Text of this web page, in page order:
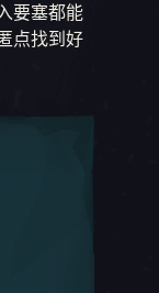
要塞都能
点找到好